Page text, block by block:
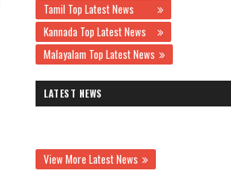
Tamil Top Latest News
Kannada Top Latest News
Malayalam Top Latest News
LATEST NEWS
View More Latest News